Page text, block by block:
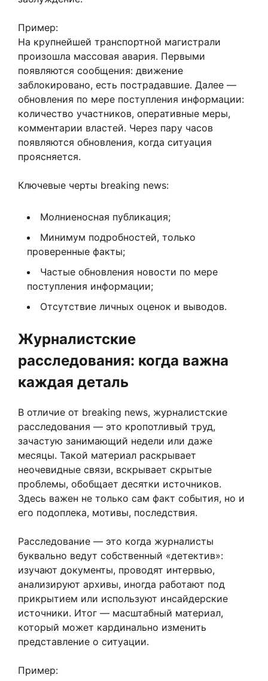
Пример:
На крупнейшей транспортной магистрали
произошла массовая авария. Первыми
появляются сообщения: движение
заблокировано, есть пострадавшие. Далее —
обновления по мере поступления информации:
количество участников, оперативные меры,
комментарии властей. Через пару часов
появляются обновления, когда ситуация
проясняется.
Ключевые черты breaking news:
Молниеносная публикация;
Минимум подробностей, только
проверенные факты;
Частые обновления новости по мере
поступления информации;
Отсутствие личных оценок и выводов.
Журналистские
расследования: когда важна
каждая деталь
В отличие от breaking news, журналистские
расследования — это кропотливый труд,
зачастую занимающий недели или даже
месяцы. Такой материал раскрывает
неочевидные связи, вскрывает скрытые
проблемы, обобщает десятки источников.
Здесь важен не только сам факт события, но и
его подоплека, мотивы, последствия.
Расследование — это когда журналисты
буквально ведут собственный «детектив»:
изучают документы, проводят интервью,
анализируют архивы, иногда работают под
прикрытием или используют инсайдерские
источники. Итог — масштабный материал,
который может кардинально изменить
представление о ситуации.
Пример: